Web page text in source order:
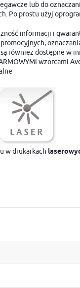
lub do
Po prostu użyj
informacji i
również dostępne w
wzorcami
w drukarkach